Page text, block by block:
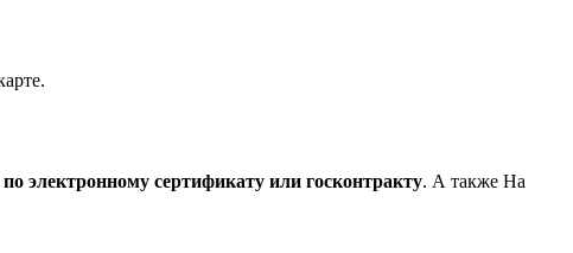
электронному сертификату или госконтракту. А также На